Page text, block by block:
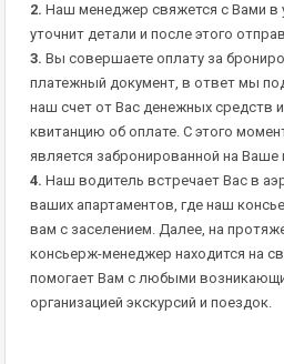
2. Наш менеджер свяжется с Вами в
уточнит детали и после этого
3. Вы совершаете оплату за
платежный документ, в ответ мы
наш счет от Вас денежных средств
квитанцию об оплате. С этого
является забронированной на Ваше
4. Наш водитель встречает Вас в
ваших апартаментов, где наш
вам с заселением. Далее, на
консьерж-менеджер находится на
помогает Вам с любыми
организацией экскурсий и поездок.